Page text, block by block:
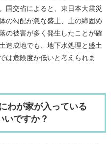
国交省によると、東日本大震災
の勾配が急な盛土、土の締固め
の被害が多く発生したことが確
造成地でも、地下水処理と盛土
は危険度が低いと考えられま
わが家が入っている
いですか？